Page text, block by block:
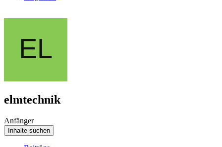
elmtechnik
Anfänger
Inhalte suchen